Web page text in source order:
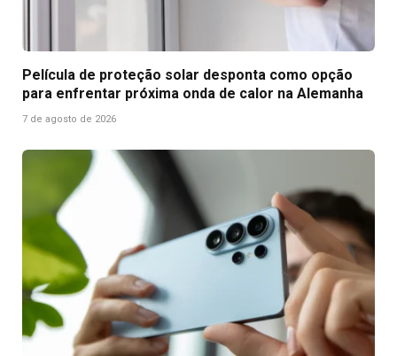
Película de proteção solar desponta como opção
para enfrentar próxima onda de calor na Alemanha
7 de agosto de 2026